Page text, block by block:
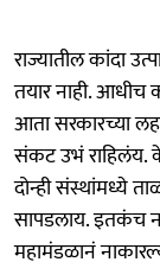
राज्यातील कांदा
तयार नाही.
आता सरकारच्या
संकट उभं राहिलंय.
दोन्ही संस्थांमध्ये
सापडलाय. इतकंच
महामंडळानं